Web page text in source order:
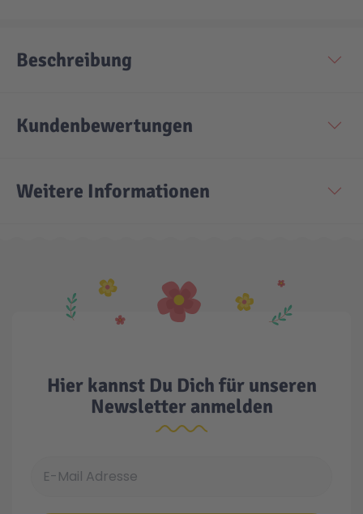
Beschreibung
Kundenbewertungen
Weitere Informationen
Hier kannst Du Dich für unseren
Newsletter anmelden